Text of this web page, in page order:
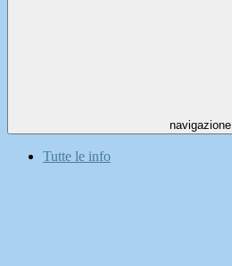
navigazione
Tutte le info